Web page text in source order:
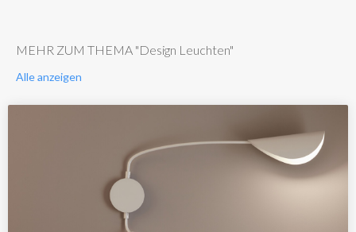
MEHR ZUM THEMA "Design Leuchten"
Alle anzeigen